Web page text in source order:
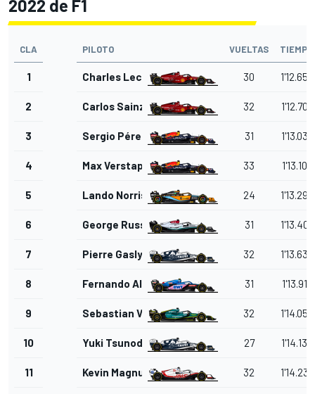
2022 de F1
CLA PILOTO VUELTAS TIEMPO
1 Charles Leclerc 30 1'12.656
2 Carlos Sainz Jr. 32 1'12.700
3 Sergio Pérez 31 1'13.035
4 Max Verstappen 33 1'13.103
5 Lando Norris 24 1'13.294
6 George Russell 31 1'13.406
7 Pierre Gasly 32 1'13.636
8 Fernando Alonso 31 1'13.912
9 Sebastian Vettel 32 1'14.059
10 Yuki Tsunoda 27 1'14.134
11 Kevin Magnussen 32 1'14.239